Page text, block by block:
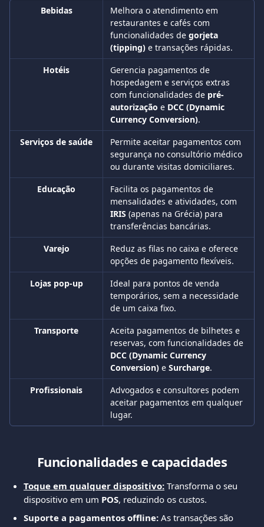
Bebidas
Melhora o atendimento em
restaurantes e cafés com
funcionalidades de gorjeta
(tipping) e transações rápidas.
Hotéis
Gerencia pagamentos de
hospedagem e serviços extras
com funcionalidades de pré-
autorização e DCC (Dynamic
Currency Conversion).
Serviços de saúde
Permite aceitar pagamentos com
segurança no consultório médico
ou durante visitas domiciliares.
Educação
Facilita os pagamentos de
mensalidades e atividades, com
IRIS (apenas na Grécia) para
transferências bancárias.
Varejo
Reduz as filas no caixa e oferece
opções de pagamento flexíveis.
Lojas pop-up
Ideal para pontos de venda
temporários, sem a necessidade
de um caixa fixo.
Transporte
Aceita pagamentos de bilhetes e
reservas, com funcionalidades de
DCC (Dynamic Currency
Conversion) e Surcharge.
Profissionais
Advogados e consultores podem
aceitar pagamentos em qualquer
lugar.
Funcionalidades e capacidades
Toque em qualquer dispositivo: Transforma o seu
dispositivo em um POS, reduzindo os custos.
Suporte a pagamentos offline: As transações são